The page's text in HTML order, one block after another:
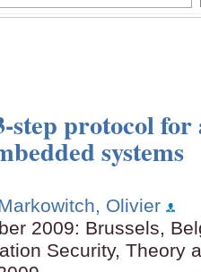
step protocol
systems
Olivier
2009: Brussels,
Security, Theory